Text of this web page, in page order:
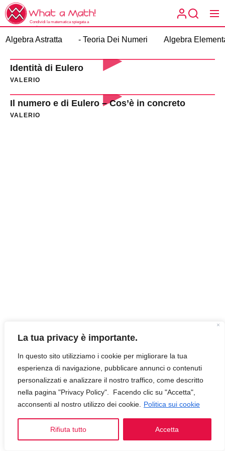
La tua privacy è importante.
In questo sito utilizziamo i cookie per migliorare la tua
esperienza di navigazione, pubblicare annunci o contenuti
personalizzati e analizzare il nostro traffico, come descritto
nella pagina "Privacy Policy". Facendo clic su "Accetta",
acconsenti al nostro utilizzo dei cookie.
Politica sui cookie
Rifiuta tutto Accetta
Skip
to
the
content
What
What a
Math!
Condividi la matematica spiegata a
modo tuo.
Algebra Astratta - Teoria Dei Numeri Algebra
Identità di Eulero
VALERIO
Il numero e di Eulero – Cos’è in concreto
VALERIO